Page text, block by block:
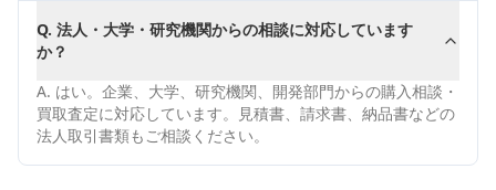
Q. 法人・大学・研究機関からの相談に対応しています
か？
A. はい。企業、大学、研究機関、開発部門からの購入相談・
買取査定に対応しています。見積書、請求書、納品書などの
法人取引書類もご相談ください。